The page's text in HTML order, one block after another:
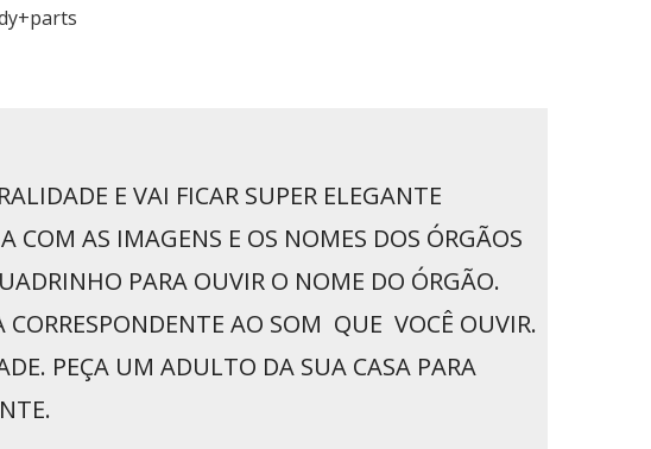
E VAI FICAR SUPER ELEGANTE
COM AS IMAGENS E OS NOMES DOS ÓRGÃOS
PARA OUVIR O NOME DO ÓRGÃO.
AO SOM QUE VOCÊ OUVIR.
PEÇA UM ADULTO DA SUA CASA PARA